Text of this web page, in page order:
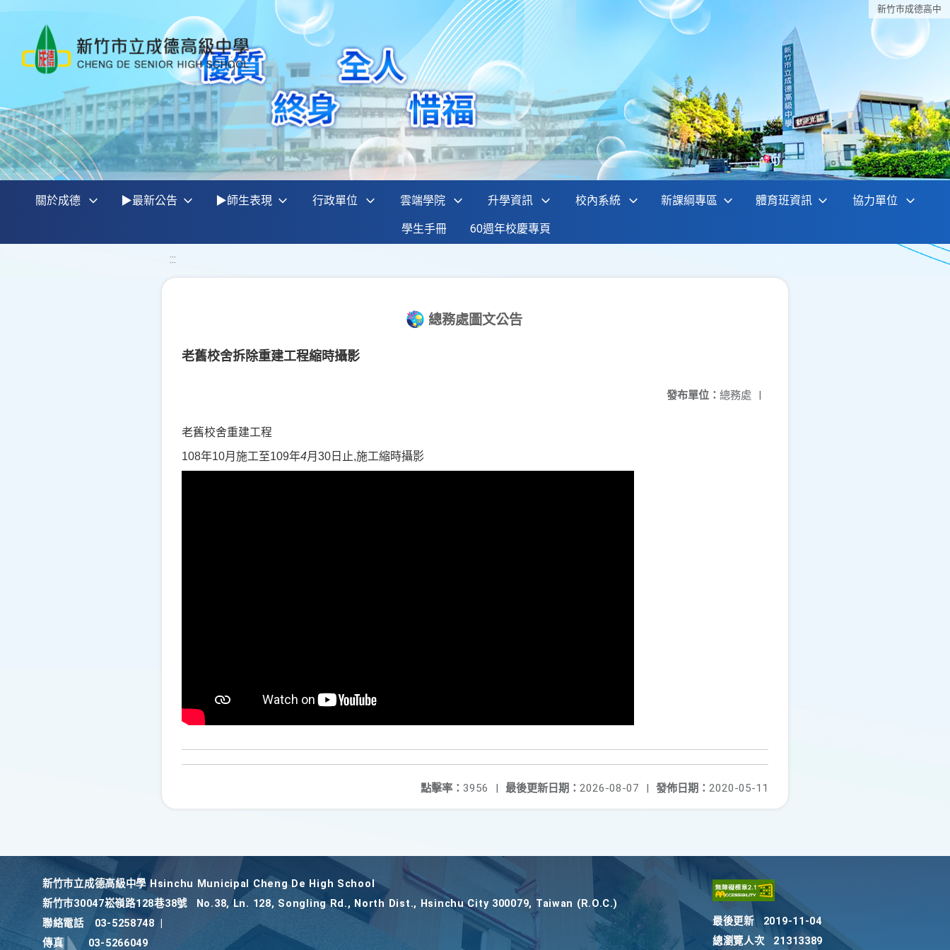
新竹巿成德高中
關於成德 ▶最新公告 ▶師生表現 行政單位 雲端學院 升學資訊 校內系統 新課綱專區 體育班資訊 協力單位
學生手冊 60週年校慶專頁
:::
總務處圖文公告
老舊校舍拆除重建工程縮時攝影
發布單位： 總務處 |
老舊校舍重建工程
108年10月施工至109年4月 30 日止,施工縮時攝影
發佈日期： 2020-05-11
最後更新日期： 2026-08-07 |
點擊率： 3956 |
新竹巿立成德高級中學 Hsinchu Municipal Cheng De High School
新竹巿30047崧嶺路128巷38號
No.38, Ln. 128, Songling Rd., North Dist., Hsinchu City 300079, Taiwan (R.O.C.)
聯絡電話
03-5258748
傳真
03-5266049
最後更新
2019-11-04
總瀏覽人次
21313389